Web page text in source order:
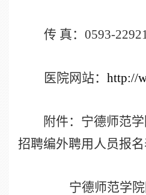
传 真： 0593-
医院网站： http://
附件：宁德师范
招聘编外聘用人员报
宁德师范学